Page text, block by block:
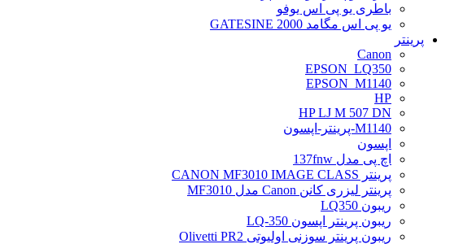
باطری یو پی اس یوفو
یو پی اس مگامد GATESINE 2000
پرینتر
Canon
EPSON_LQ350
EPSON_M1140
HP
HP LJ M 507 DN
M1140-پرینتر-اپسون
اپسون
اچ پی مدل 137fnw
پرینتر CANON MF3010 IMAGE CLASS
پرینتر لیزری کانن Canon مدل MF3010
ریبون LQ350
ریبون پرینتر اپسون LQ-350
ریبون پرینتر سوزنی اولیوتی Olivetti PR2